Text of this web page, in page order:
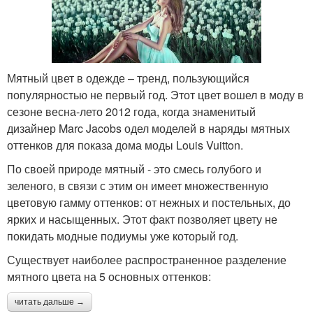
Мятный цвет в одежде – тренд, пользующийся
популярностью не первый год. Этот цвет вошел в моду в
сезоне весна-лето 2012 года, когда знаменитый
дизайнер Marc Jacobs одел моделей в наряды мятных
оттенков для показа дома моды Louis Vuitton.
По своей природе мятный - это смесь голубого и
зеленого, в связи с этим он имеет множественную
цветовую гамму оттенков: от нежных и постельных, до
ярких и насыщенных. Этот факт позволяет цвету не
покидать модные подиумы уже который год.
Существует наиболее распространенное разделение
мятного цвета на 5 основных оттенков:
читать дальше →